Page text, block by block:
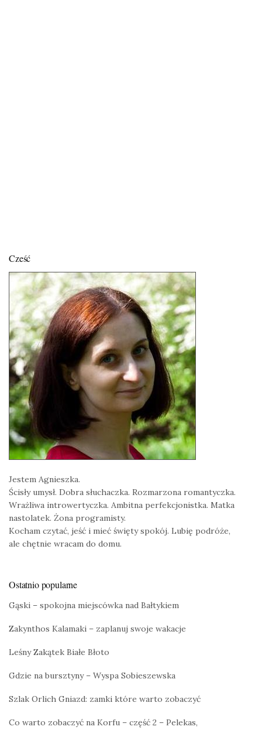
Cześć
Jestem Agnieszka.
Ścisły umysł. Dobra słuchaczka. Rozmarzona romantyczka.
Wrażliwa introwertyczka. Ambitna perfekcjonistka. Matka
nastolatek. Żona programisty.
Kocham czytać, jeść i mieć święty spokój. Lubię podróże,
ale chętnie wracam do domu.
Ostatnio popularne
Gąski – spokojna miejscówka nad Bałtykiem
Zakynthos Kalamaki – zaplanuj swoje wakacje
Leśny Zakątek Białe Błoto
Gdzie na bursztyny – Wyspa Sobieszewska
Szlak Orlich Gniazd: zamki które warto zobaczyć
Co warto zobaczyć na Korfu – część 2 – Pelekas,